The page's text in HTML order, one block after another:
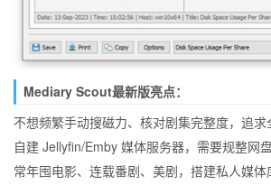
Mediary Scout最新版亮点：
不想频繁手动搜磁力、核对剧集完整度，追求
自建 Jellyfin/Emby 媒体服务器，需要规整网盘
常年囤电影、连载番剧、美剧，搭建私人媒